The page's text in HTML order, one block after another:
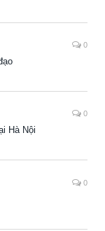
0
0
Hà Nội
0